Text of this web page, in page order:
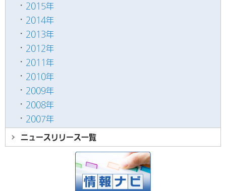
2015年
2014年
2013年
2012年
2011年
2010年
2009年
2008年
2007年
ニュースリリース一覧